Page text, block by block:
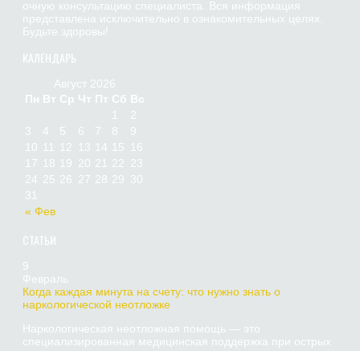
очную консультацию специалиста. Вся информация
представлена исключительно в ознакомительных целях.
Будьте здоровы!
КАЛЕНДАРЬ
Август 2026
Пн Вт Ср Чт Пт Сб Вс
« Фев
2
3
4 5 6 7 8
9
10
12 13 14 15
16
17
18 19 20 21 22 23
24 25 26 27 28 29 30
31
СТАТЬИ
9
Февраль
Когда каждая минута на счету: что нужно знать о
наркологической неотложке
Наркологическая неотложная помощь — это
специализированная медицинская поддержка при острых